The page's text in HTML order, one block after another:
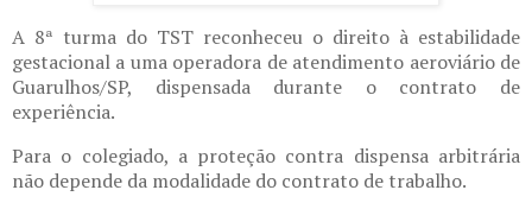
A 8ª turma do TST reconheceu o direito à estabilidade
gestacional a uma operadora de atendimento aeroviário de
Guarulhos/SP, dispensada durante o contrato de
experiência.
Para o colegiado, a proteção contra dispensa arbitrária
não depende da modalidade do contrato de trabalho.